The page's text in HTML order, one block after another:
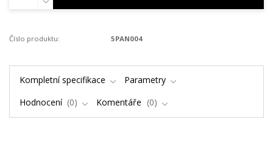
Číslo produktu: 5PAN004
Kompletní specifikace
Parametry
Hodnocení
0 Komentáře 0